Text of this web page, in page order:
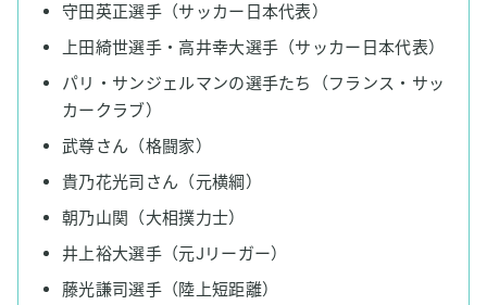
守田英正選手（サッカー日本代表）
上田綺世選手・高井幸大選手（サッカー日本代表）
パリ・サンジェルマンの選手たち（フランス・サッ
カークラブ）
武尊さん（格闘家）
貴乃花光司さん（元横綱）
朝乃山関（大相撲力士）
井上裕大選手（元Jリーガー）
藤光謙司選手（陸上短距離）